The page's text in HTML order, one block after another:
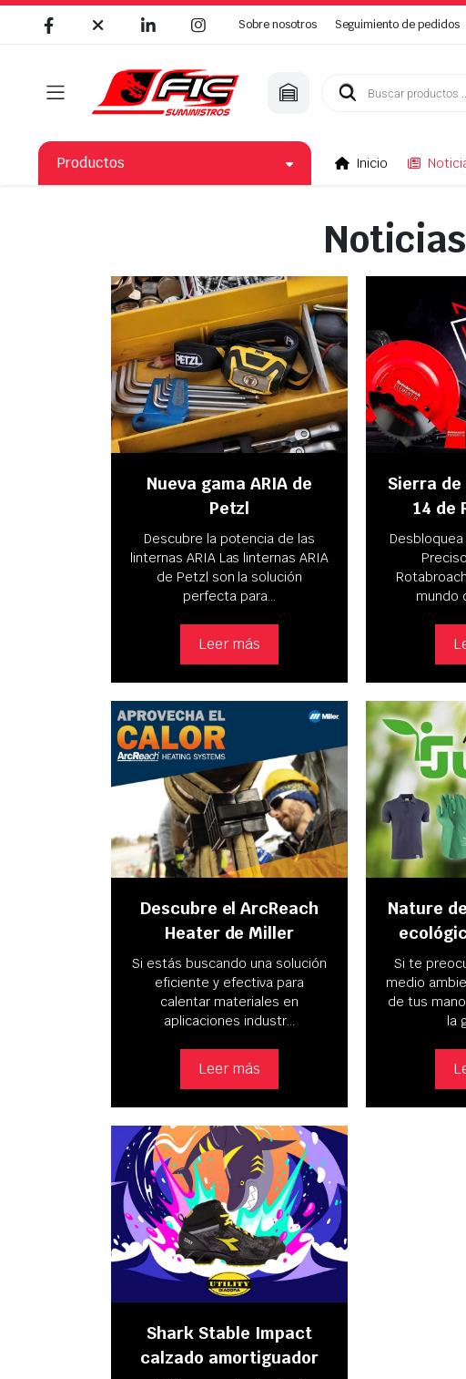
Sobre nosotros Seguimiento de pedidos
Productos Inicio
Nueva gama ARIA de
Petzl
Descubre la potencia de las
linternas ARIA Las linternas ARIA
de Petzl son la solución
perfecta para…
Leer más
Sierra
14 de
mundo
Descubre el ArcReach
Heater de Miller
Si estás buscando una solución
eficiente y efectiva para
calentar materiales en
aplicaciones industr…
Leer más
Nature
Si te
medio
de tus
la
Shark Stable Impact
calzado amortiguador